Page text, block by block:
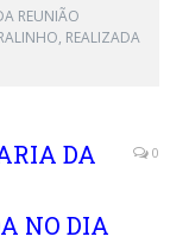
REUNIÃO
REALIZADA
DA
NO DIA
0